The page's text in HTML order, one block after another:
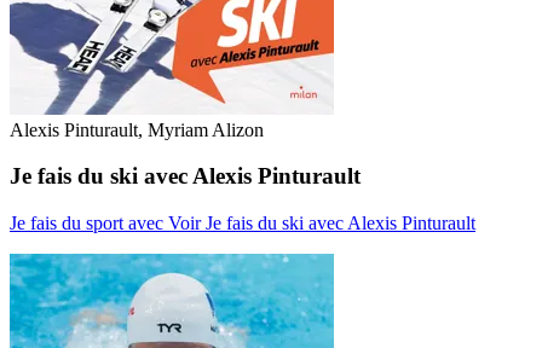
Alexis Pinturault, Myriam Alizon
Je fais du ski avec Alexis Pinturault
Je fais du sport avec Voir Je fais du ski avec Alexis Pinturault